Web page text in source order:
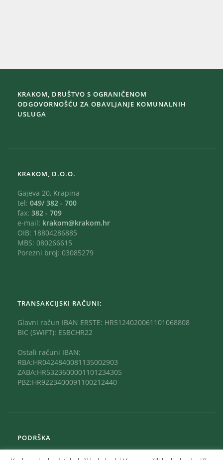
KRAKOM, DRUŠTVO S OGRANIČENOM
ODGOVORNOŠĆU ZA OBAVLJANJE KOMUNALNIH
USLUGA
KRAKOM, D.O.O.
Gajeva 20, Krapina
tel: 049/ 382 - 700
fax: 382 - 709
e-mail: krakom@krakom.hr
OIB: 18804286885
MBS: 080266615
Porezni broj: 03085279
TRANSAKCIJSKI RAČUNI:
Glavni račun IBAN ERSTE: HR5124020061101068808
BIC (SWIFT): ESBCHR22
Ostali računi IBAN:
RBA:HR0424840081135002903
ZABA:HR5323600001101234305
PBZ:HR9223400091100212440
PODRŠKA